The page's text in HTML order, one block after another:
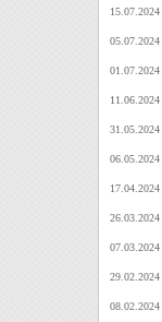
15.07.2024
05.07.2024
01.07.2024
11.06.2024
31.05.2024
06.05.2024
17.04.2024
26.03.2024
07.03.2024
29.02.2024
08.02.2024